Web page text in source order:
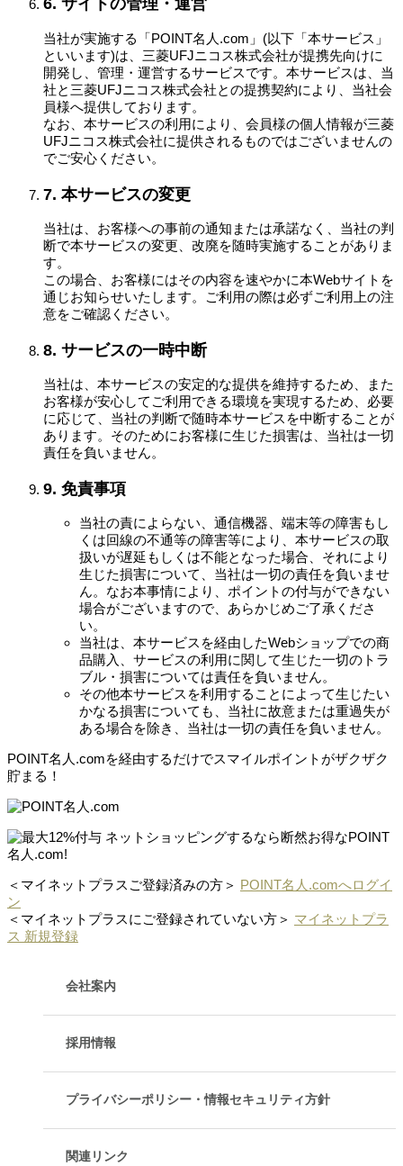
6. サイトの管理・運営
当社が実施する「POINT名人.com」(以下「本サービス」
といいます)は、三菱UFJニコス株式会社が提携先向けに
開発し、管理・運営するサービスです。本サービスは、当
社と三菱UFJニコス株式会社との提携契約により、当社会
員様へ提供しております。
なお、本サービスの利用により、会員様の個人情報が三菱
UFJニコス株式会社に提供されるものではございませんの
でご安心ください。
7. 本サービスの変更
当社は、お客様への事前の通知または承諾なく、当社の判
断で本サービスの変更、改廃を随時実施することがありま
す。
この場合、お客様にはその内容を速やかに本Webサイトを
通じお知らせいたします。ご利用の際は必ずご利用上の注
意をご確認ください。
8. サービスの一時中断
当社は、本サービスの安定的な提供を維持するため、また
お客様が安心してご利用できる環境を実現するため、必要
に応じて、当社の判断で随時本サービスを中断することが
あります。そのためにお客様に生じた損害は、当社は一切
責任を負いません。
9. 免責事項
当社の責によらない、通信機器、端末等の障害もし
くは回線の不通等の障害等により、本サービスの取
扱いが遅延もしくは不能となった場合、それにより
生じた損害について、当社は一切の責任を負いませ
ん。なお本事情により、ポイントの付与ができない
場合がございますので、あらかじめご了承くださ
い。
当社は、本サービスを経由したWebショップでの商
品購入、サービスの利用に関して生じた一切のトラ
ブル・損害については責任を負いません。
その他本サービスを利用することによって生じたい
かなる損害についても、当社に故意または重過失が
ある場合を除き、当社は一切の責任を負いません。
POINT名人.comを経由するだけでスマイルポイントがザクザク
貯まる！
＜マイネットプラスご登録済みの方＞ POINT名人.comへログイ
ン
＜マイネットプラスにご登録されていない方＞ マイネットプラ
ス 新規登録
会社案内
採用情報
プライバシーポリシー・情報セキュリティ方針
関連リンク